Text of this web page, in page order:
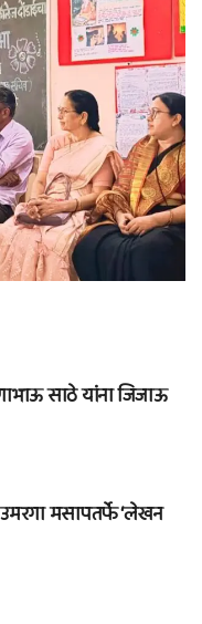
साठे यांना जिजाऊ
मसापतर्फे ‘लेखन